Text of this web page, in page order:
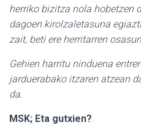
herriko bizitza nola hobetzen
dagoen kirolzaletasuna
zait, beti ere herritarren
Gehien harritu ninduena
jarduerabako itzaren atzean
da.
MSK; Eta gutxien?.